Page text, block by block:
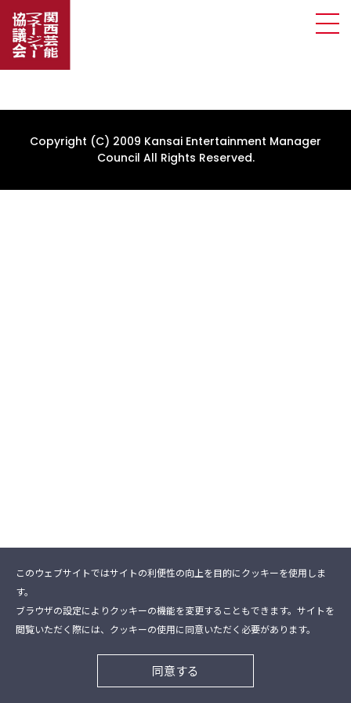
Copyright (C) 2009 Kansai Entertainment Manager
Council All Rights Reserved.
このウェブサイトではサイトの利便性の向上を目的にクッキーを使用しま
す。
ブラウザの設定によりクッキーの機能を変更することもできます。サイトを
閲覧いただく際には、クッキーの使用に同意いただく必要があります。
同意する